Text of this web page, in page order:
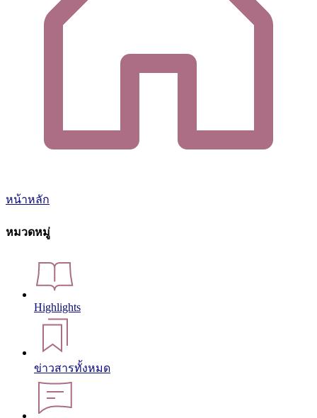
หน้าหลัก
หมวดหมู่
Highlights
ข่าวสารทั้งหมด